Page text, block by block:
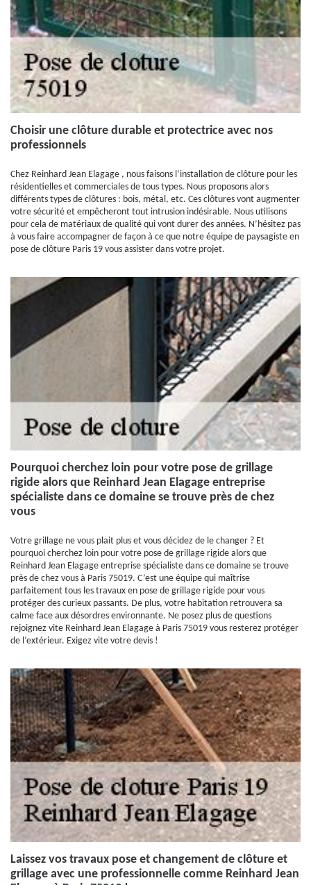
Choisir une clôture durable et protectrice avec nos
professionnels
Chez Reinhard Jean Elagage , nous faisons l’installation de clôture pour les
résidentielles et commerciales de tous types. Nous proposons alors
différents types de clôtures : bois, métal, etc. Ces clôtures vont augmenter
votre sécurité et empêcheront tout intrusion indésirable. Nous utilisons
pour cela de matériaux de qualité qui vont durer des années. N’hésitez pas
à vous faire accompagner de façon à ce que notre équipe de paysagiste en
pose de clôture Paris 19 vous assister dans votre projet.
Pourquoi cherchez loin pour votre pose de grillage
rigide alors que Reinhard Jean Elagage entreprise
spécialiste dans ce domaine se trouve près de chez
vous
Votre grillage ne vous plait plus et vous décidez de le changer ? Et
pourquoi cherchez loin pour votre pose de grillage rigide alors que
Reinhard Jean Elagage entreprise spécialiste dans ce domaine se trouve
près de chez vous à Paris 75019. C’est une équipe qui maîtrise
parfaitement tous les travaux en pose de grillage rigide pour vous
protéger des curieux passants. De plus, votre habitation retrouvera sa
calme face aux désordres environnante. Ne posez plus de questions
rejoignez vite Reinhard Jean Elagage à Paris 75019 vous resterez protéger
de l’extérieur. Exigez vite votre devis !
Laissez vos travaux pose et changement de clôture et
grillage avec une professionnelle comme Reinhard Jean